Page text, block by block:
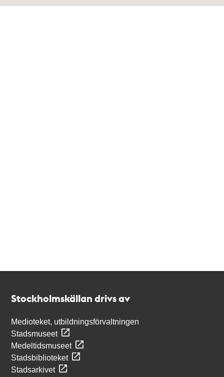
Stockholmskällan drivs av
Medioteket, utbildningsförvaltningen
Stadsmuseet
Medeltidsmuseet
Stadsbiblioteket
Stadsarkivet